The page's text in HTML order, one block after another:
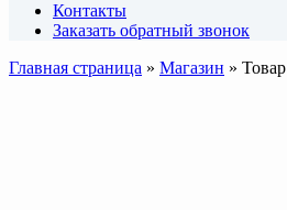
Контакты
Заказать обратный звонок
Главная страница » Магазин » Товар